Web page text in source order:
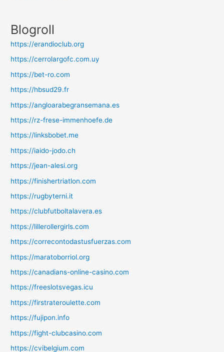
Blogroll
https://erandioclub.org
https://cerrolargofc.com.uy
https://bet-ro.com
https://hbsud29.fr
https://angloarabegransemana.es
https://rz-frese-immenhoefe.de
https://linksbobet.me
https://iaido-jodo.ch
https://jean-alesi.org
https://finishertriatlon.com
https://rugbyterni.it
https://clubfutboltalavera.es
https://lillerollergirls.com
https://correcontodastusfuerzas.com
https://maratoborriol.org
https://canadians-online-casino.com
https://freeslotsvegas.icu
https://firstrateroulette.com
https://fujipon.info
https://fight-clubcasino.com
https://cvibelgium.com